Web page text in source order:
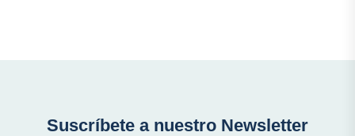
Suscríbete a nuestro Newsletter